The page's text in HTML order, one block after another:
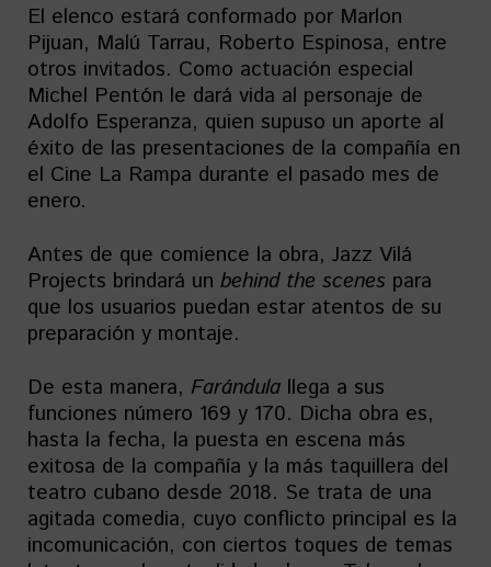
El elenco estará conformado por Marlon
Pijuan, Malú Tarrau, Roberto Espinosa, entre
otros invitados. Como actuación especial
Michel Pentón le dará vida al personaje de
Adolfo Esperanza, quien supuso un aporte al
éxito de las presentaciones de la compañía en
el Cine La Rampa durante el pasado mes de
enero.
Antes de que comience la obra, Jazz Vilá
Projects brindará un behind the scenes para
que los usuarios puedan estar atentos de su
preparación y montaje.
De esta manera, Farándula llega a sus
funciones número 169 y 170. Dicha obra es,
hasta la fecha, la puesta en escena más
exitosa de la compañía y la más taquillera del
teatro cubano desde 2018. Se trata de una
agitada comedia, cuyo conflicto principal es la
incomunicación, con ciertos toques de temas